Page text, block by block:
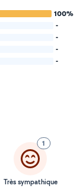
100%
-
-
-
-
1
Très sympathique